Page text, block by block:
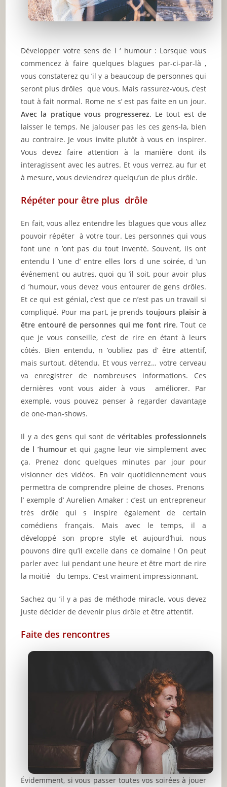
Développer votre sens de l ‘ humour : Lorsque vous
commencez à faire quelques blagues par-ci-par-là ,
vous constaterez qu ’il y a beaucoup de personnes qui
seront plus drôles que vous. Mais rassurez-vous, c’est
tout à fait normal. Rome ne s’ est pas faite en un jour.
Avec la pratique vous progresserez. Le tout est de
laisser le temps. Ne jalouser pas les ces gens-la, bien
au contraire. Je vous invite plutôt à vous en inspirer.
Vous devez faire attention à la manière dont ils
interagissent avec les autres. Et vous verrez, au fur et
à mesure, vous deviendrez quelqu’un de plus drôle.
Répéter pour être plus drôle
En fait, vous allez entendre les blagues que vous allez
pouvoir répéter à votre tour. Les personnes qui vous
font une n ’ont pas du tout inventé. Souvent, ils ont
entendu l ’une d’ entre elles lors d une soirée, d ’un
événement ou autres, quoi qu ’il soit, pour avoir plus
d ’humour, vous devez vous entourer de gens drôles.
Et ce qui est génial, c’est que ce n’est pas un travail si
compliqué. Pour ma part, je prendstoujours plaisir à
être entouré de personnes qui me font rire. Tout ce
que je vous conseille, c’est de rire en étant à leurs
côtés. Bien entendu, n ’oubliez pas d’ être attentif,
mais surtout, détendu. Et vous verrez… votre cerveau
va enregistrer de nombreuses informations. Ces
dernières vont vous aider à vous améliorer. Par
exemple, vous pouvez penser à regarder davantage
de one-man-shows.
Il y a des gens qui sont devéritables professionnels
de l ’humour et qui gagne leur vie simplement avec
ça. Prenez donc quelques minutes par jour pour
visionner des vidéos. En voir quotidiennement vous
permettra de comprendre pleine de choses. Prenons
l’ exemple d’ Aurelien Amaker : c’est un entrepreneur
très drôle qui s inspire également de certain
comédiens français. Mais avec le temps, il a
développé son propre style et aujourd’hui, nous
pouvons dire qu’il excelle dans ce domaine ! On peut
parler avec lui pendant une heure et être mort de rire
la moitié du temps. C’est vraiment impressionnant.
Sachez qu ’il y a pas de méthode miracle, vous devez
juste décider de devenir plus drôle et être attentif.
Faite des rencontres
Évidemment, si vous passer toutes vos soirées à jouer